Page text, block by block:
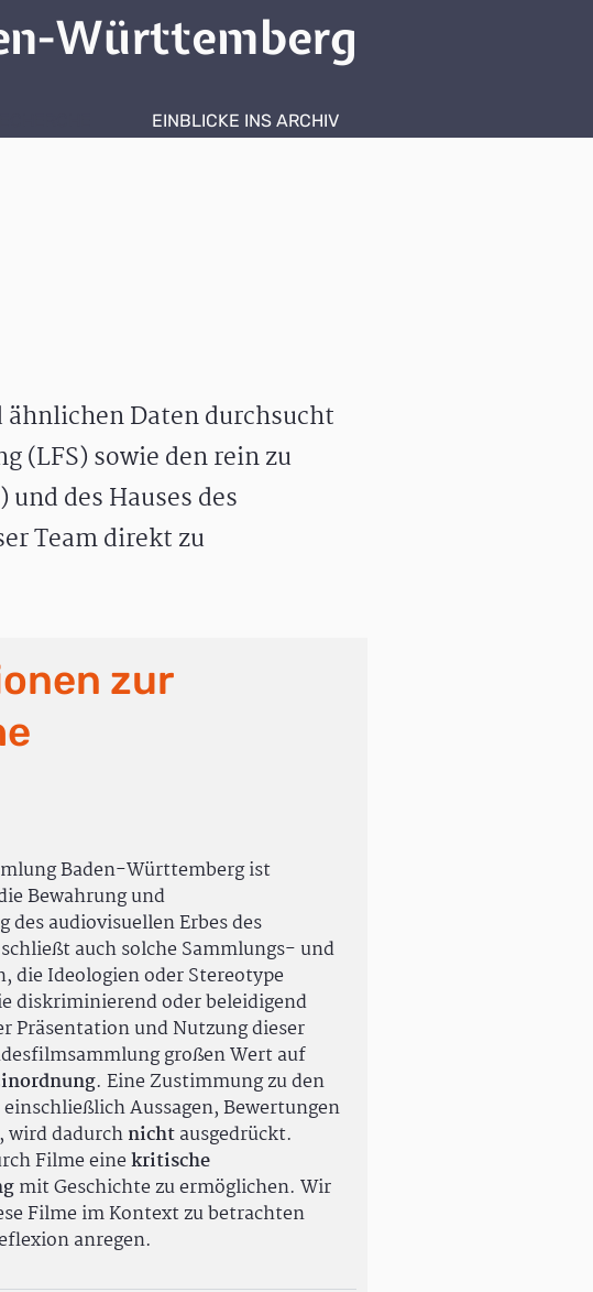
Württemberg
EINBLICKE INS ARCHIV
Daten durchsucht
(LFS) sowie den rein zu
des Hauses des
Team direkt zu
zur
Baden-Württemberg ist
Bewahrung und
des audiovisuellen Erbes des
auch solche Sammlungs- und
die Ideologien oder Stereotype
diskriminierend oder beleidigend
Präsentation und Nutzung dieser
großen Wert auf
. Eine Zustimmung zu den
Aussagen, Bewertungen
wird dadurchnichtausgedrückt.
Filme einekritische
mit Geschichte zu ermöglichen. Wir
Filme im Kontext zu betrachten
anregen.